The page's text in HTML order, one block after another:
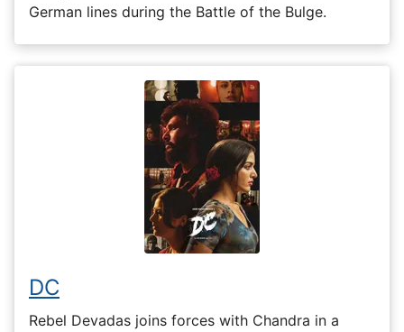
German lines during the Battle of the Bulge.
DC
Rebel Devadas joins forces with Chandra in a